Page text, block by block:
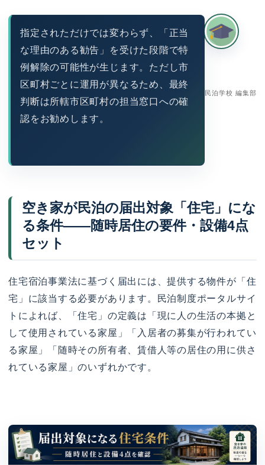
民泊学校 編集部
指定されただけでは変わらず、「正当
な理由のある勧告」を受けた段階で特
例解除の可能性が生じます。ただし市
区町村ごとに運用が異なるため、最終
判断は所轄市区町村の担当窓口への確
認をお勧めします。
空き家が民泊の届出対象「住宅」にな
る条件——随時居住の要件・設備4点
セット
住宅宿泊事業法に基づく届出には、提供する物件が「住
宅」に該当する必要があります。民泊制度ポータルサイ
トによれば、「住宅」の定義は「現に人の生活の本拠と
して使用されている家屋」「入居者の募集が行われてい
る家屋」「随時その所有者、賃借人等の居住の用に供さ
れている家屋」のいずれかです。